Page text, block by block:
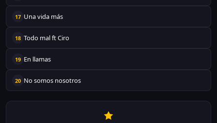
17 Una vida más
18 Todo mal ft Ciro
19 En llamas
20 No somos nosotros